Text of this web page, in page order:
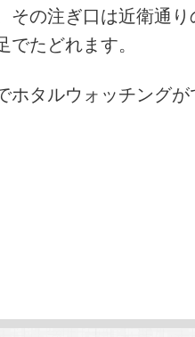
その注ぎ口は近衛通
たどれます。
ホタルウォッチング